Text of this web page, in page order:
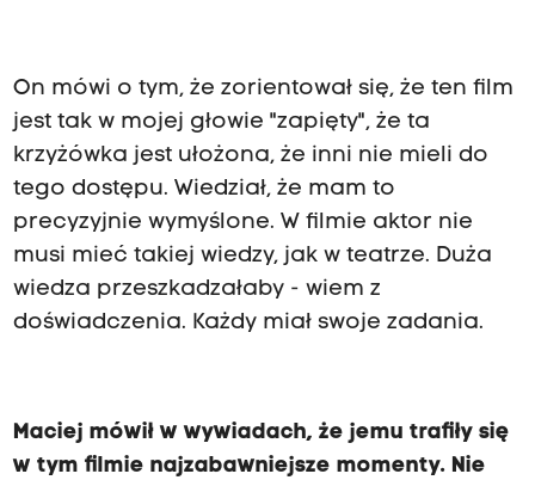
On mówi o tym, że zorientował się, że ten film
jest tak w mojej głowie "zapięty", że ta
krzyżówka jest ułożona, że inni nie mieli do
tego dostępu. Wiedział, że mam to
precyzyjnie wymyślone. W filmie aktor nie
musi mieć takiej wiedzy, jak w teatrze. Duża
wiedza przeszkadzałaby - wiem z
doświadczenia. Każdy miał swoje zadania.
Maciej mówił w wywiadach, że jemu trafiły się
w tym filmie najzabawniejsze momenty. Nie